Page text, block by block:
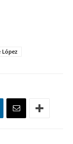
López